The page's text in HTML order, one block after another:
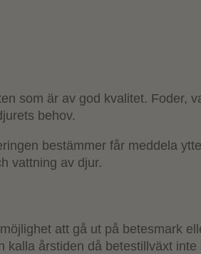
som är av god kvalitet. Foder,
behov.
bestämmer får meddela
vattning av djur.
att gå ut på betesmark
kalla årstiden då betestillväxt inte